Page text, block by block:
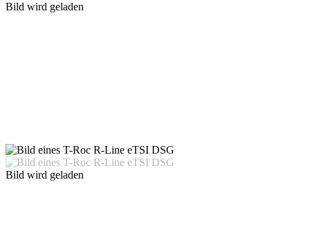
Bild wird geladen
Bild wird geladen